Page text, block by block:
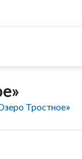
Тростное»